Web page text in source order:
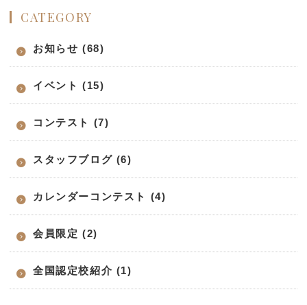
CATEGORY
お知らせ (68)
イベント (15)
コンテスト (7)
スタッフブログ (6)
カレンダーコンテスト (4)
会員限定 (2)
全国認定校紹介 (1)